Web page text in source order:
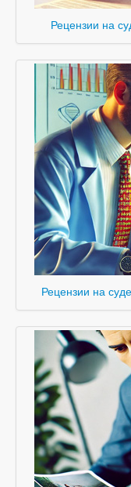
Рецензии на
Рецензии на